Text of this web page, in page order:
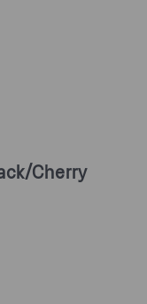
Cherry